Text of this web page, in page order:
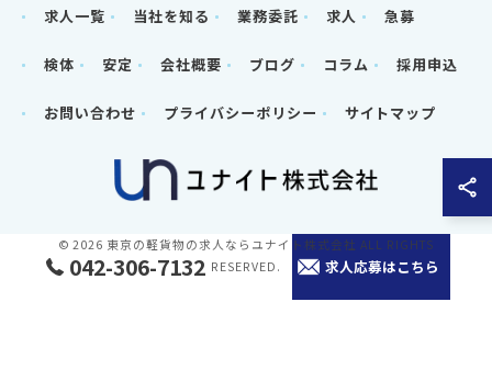
042-306-7132 求人応募はこちら
求人一覧 当社を知る 業務委託 求人 急募
検体 安定 会社概要 ブログ コラム 採用申込
お問い合わせ プライバシーポリシー サイトマップ
© 2026 東京の軽貨物の求人ならユナイト株式会社 ALL RIGHTS
RESERVED.